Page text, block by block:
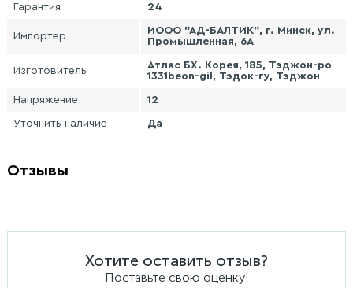
Гарантия 24
Импортер
ИООО "АД-БАЛТИК", г. Минск, ул.
Промышленная, 6А
Изготовитель
Атлас БХ. Корея, 185, Тэджон-ро
1331beon-gil, Тэдок-гу, Тэджон
Напряжение 12
Уточнить наличие Да
Отзывы
Хотите оставить отзыв?
Поставьте свою оценку!